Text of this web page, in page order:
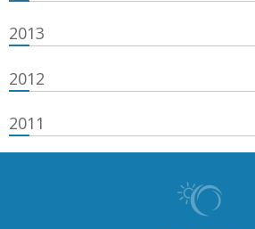
2013
2012
2011